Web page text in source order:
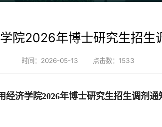
院2026年博士研究生招生
时间：2026-05-13 点击数： 1533
经济学院2026年博士研究生招生调剂通